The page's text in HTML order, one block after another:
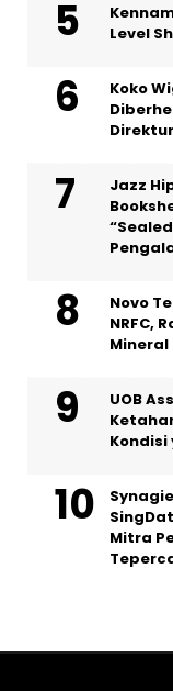
Level
Koko
Jazz
Novo
NRFC,
Mineral
UOB
Kondisi
Mitra